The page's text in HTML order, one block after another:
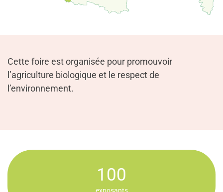
Cette foire est organisée pour promouvoir
l’agriculture biologique et le respect de
l’environnement.
100
exposants